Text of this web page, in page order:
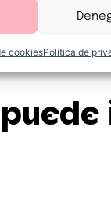
cookiesPolítica de
dejando
en cada
de luz